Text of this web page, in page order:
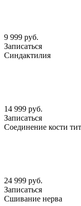
9 999 руб.
Записаться
Синдактилия
14 999 руб.
Записаться
Соединение кости
24 999 руб.
Записаться
Сшивание нерва